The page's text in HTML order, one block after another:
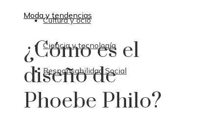
Cultura y ocio
Ciencia y tecnología
Responsabilidad Social
Moda y tendencias
¿Cómo es el
diseño de
Phoebe Philo?